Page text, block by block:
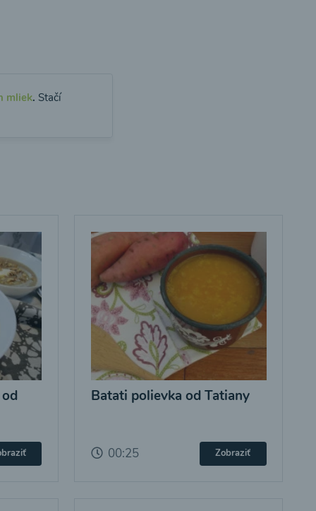
mliek. Stačí
Batati polievka od Tatiany
00:25 Zobraziť